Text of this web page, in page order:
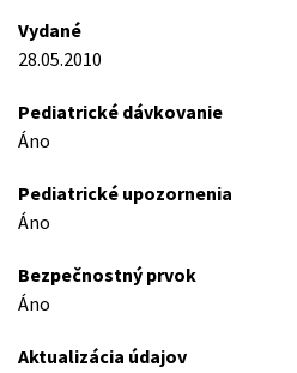
Vydané
28.05.2010
Pediatrické dávkovanie
Áno
Pediatrické upozornenia
Áno
Bezpečnostný prvok
Áno
Aktualizácia údajov